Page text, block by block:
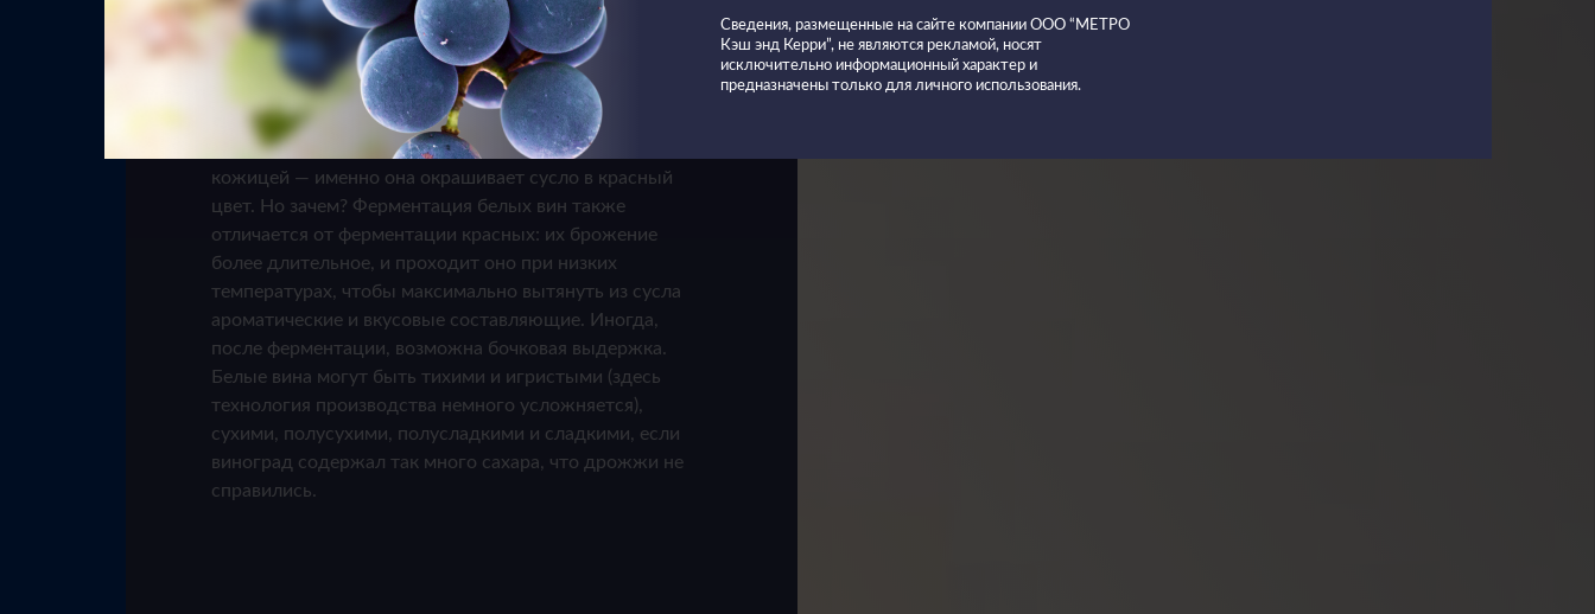
Сведения, размещенные на сайте компании ООО “МЕТРО
Кэш энд Керри”, не являются рекламой, носят
исключительно информационный характер и
предназначены только для личного использования.
преимущественно из белых сортов
винограда, но не всё так очевидно.
Из красных (чёрных) сортов белое вино также возможно
сделать, минимизируя контакт виноградного сока с
кожицей — именно она окрашивает сусло в красный
цвет. Но зачем? Ферментация белых вин также
отличается от ферментации красных: их брожение
более длительное, и проходит оно при низких
температурах, чтобы максимально вытянуть из сусла
ароматические и вкусовые составляющие. Иногда,
после ферментации, возможна бочковая выдержка.
Белые вина могут быть тихими и игристыми (здесь
технология производства немного усложняется),
сухими, полусухими, полусладкими и сладкими, если
виноград содержал так много сахара, что дрожжи не
справились.